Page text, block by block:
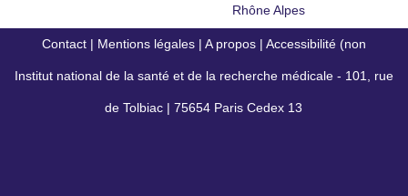
Rhône Alpes
Contact | Mentions légales | A propos | Accessibilité (non
conforme)
Institut national de la santé et de la recherche médicale - 101, rue
de Tolbiac | 75654 Paris Cedex 13